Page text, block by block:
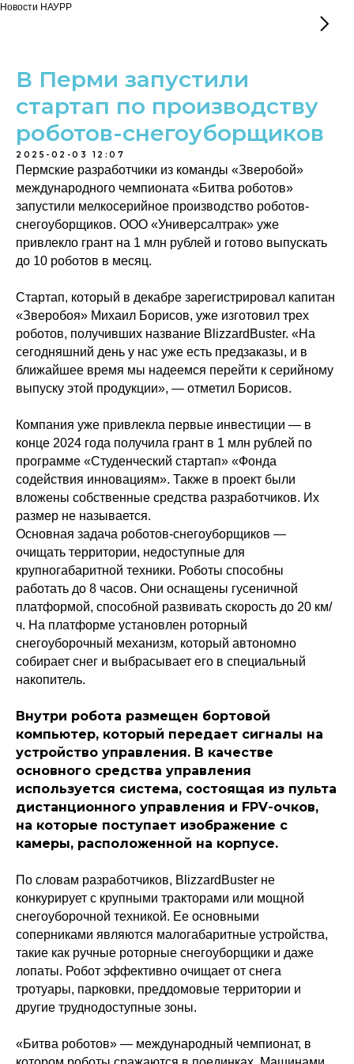
Новости НАУРР
В Перми запустили
стартап по производству
роботов-снегоуборщиков
2025-02-03 12:07
Пермские разработчики из команды «Зверобой»
международного чемпионата «Битва роботов»
запустили мелкосерийное производство роботов-
снегоуборщиков. ООО «Универсалтрак» уже
привлекло грант на 1 млн рублей и готово выпускать
до 10 роботов в месяц.
Стартап, который в декабре зарегистрировал капитан
«Зверобоя» Михаил Борисов, уже изготовил трех
роботов, получивших название BlizzardBuster. «На
сегодняшний день у нас уже есть предзаказы, и в
ближайшее время мы надеемся перейти к серийному
выпуску этой продукции», — отметил Борисов.
Компания уже привлекла первые инвестиции — в
конце 2024 года получила грант в 1 млн рублей по
программе «Студенческий стартап» «Фонда
содействия инновациям». Также в проект были
вложены собственные средства разработчиков. Их
размер не называется.
Основная задача роботов-снегоуборщиков —
очищать территории, недоступные для
крупногабаритной техники. Роботы способны
работать до 8 часов. Они оснащены гусеничной
платформой, способной развивать скорость до 20 км/
ч. На платформе установлен роторный
снегоуборочный механизм, который автономно
собирает снег и выбрасывает его в специальный
накопитель.
Внутри робота размещен бортовой
компьютер, который передает сигналы на
устройство управления. В качестве
основного средства управления
используется система, состоящая из пульта
дистанционного управления и FPV-очков,
на которые поступает изображение с
камеры, расположенной на корпусе.
По словам разработчиков, BlizzardBuster не
конкурирует с крупными тракторами или мощной
снегоуборочной техникой. Ее основными
соперниками являются малогабаритные устройства,
такие как ручные роторные снегоуборщики и даже
лопаты. Робот эффективно очищает от снега
тротуары, парковки, преддомовые территории и
другие труднодоступные зоны.
«Битва роботов» — международный чемпионат, в
© 2015-2026 НАУРР. Все права защищены. При использовании материалов
ссылка на ROBOTUNION.RU — обязательна
Политика конфиденциальности
© 2015-2026 НАУРР. Все права защищены.
При использовании материалов ссылка на ROBOTUNION.RU — обязательна